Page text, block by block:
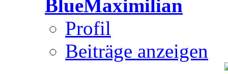
BlueMaximilian
Profil
Beiträge anzeigen